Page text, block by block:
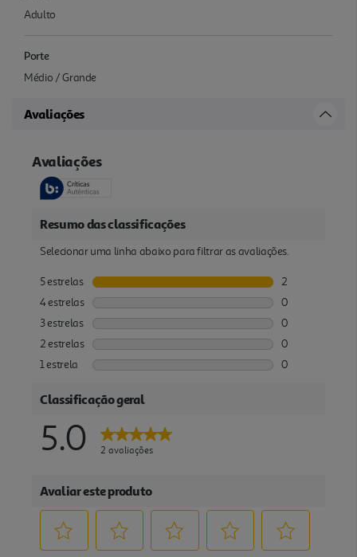
Adulto
Porte
Médio / Grande
Avaliações